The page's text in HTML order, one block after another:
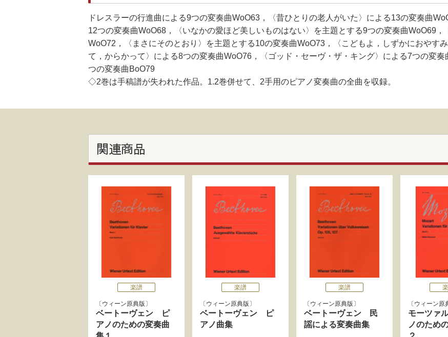
ドレスラーの行進曲による9つの変奏曲WoO63，〈昔ひとりの老人がいた〉による13の変奏曲
12つの変奏曲WoO68，〈いなかの愛ほど美しいものはない〉を主題とする9つの変奏曲WoO69
WoO72，〈まさにそのとおり〉を主題とする10の変奏曲WoO73，〈こどもよ，しずかにおやす
て，からかって〉による8つの変奏曲WoO76，〈ゴッド・セーヴ・ザ・キング〉による7つの変
つの変奏曲BoO79
◇2巻は手稿譜が失われた作品。1.2巻併せて、2手用のピアノ変奏曲の全曲を収録。
関連商品
楽譜
ウィーン原典版
ベートーヴェン ピ
アノのための変奏曲
楽譜
ウィーン原典版
ベートーヴェン ピ
アノ曲集
楽譜
ウィーン原典版
ベートーヴェン 民
謡による変奏曲集
ウィーン原
モーツァ
ノのため